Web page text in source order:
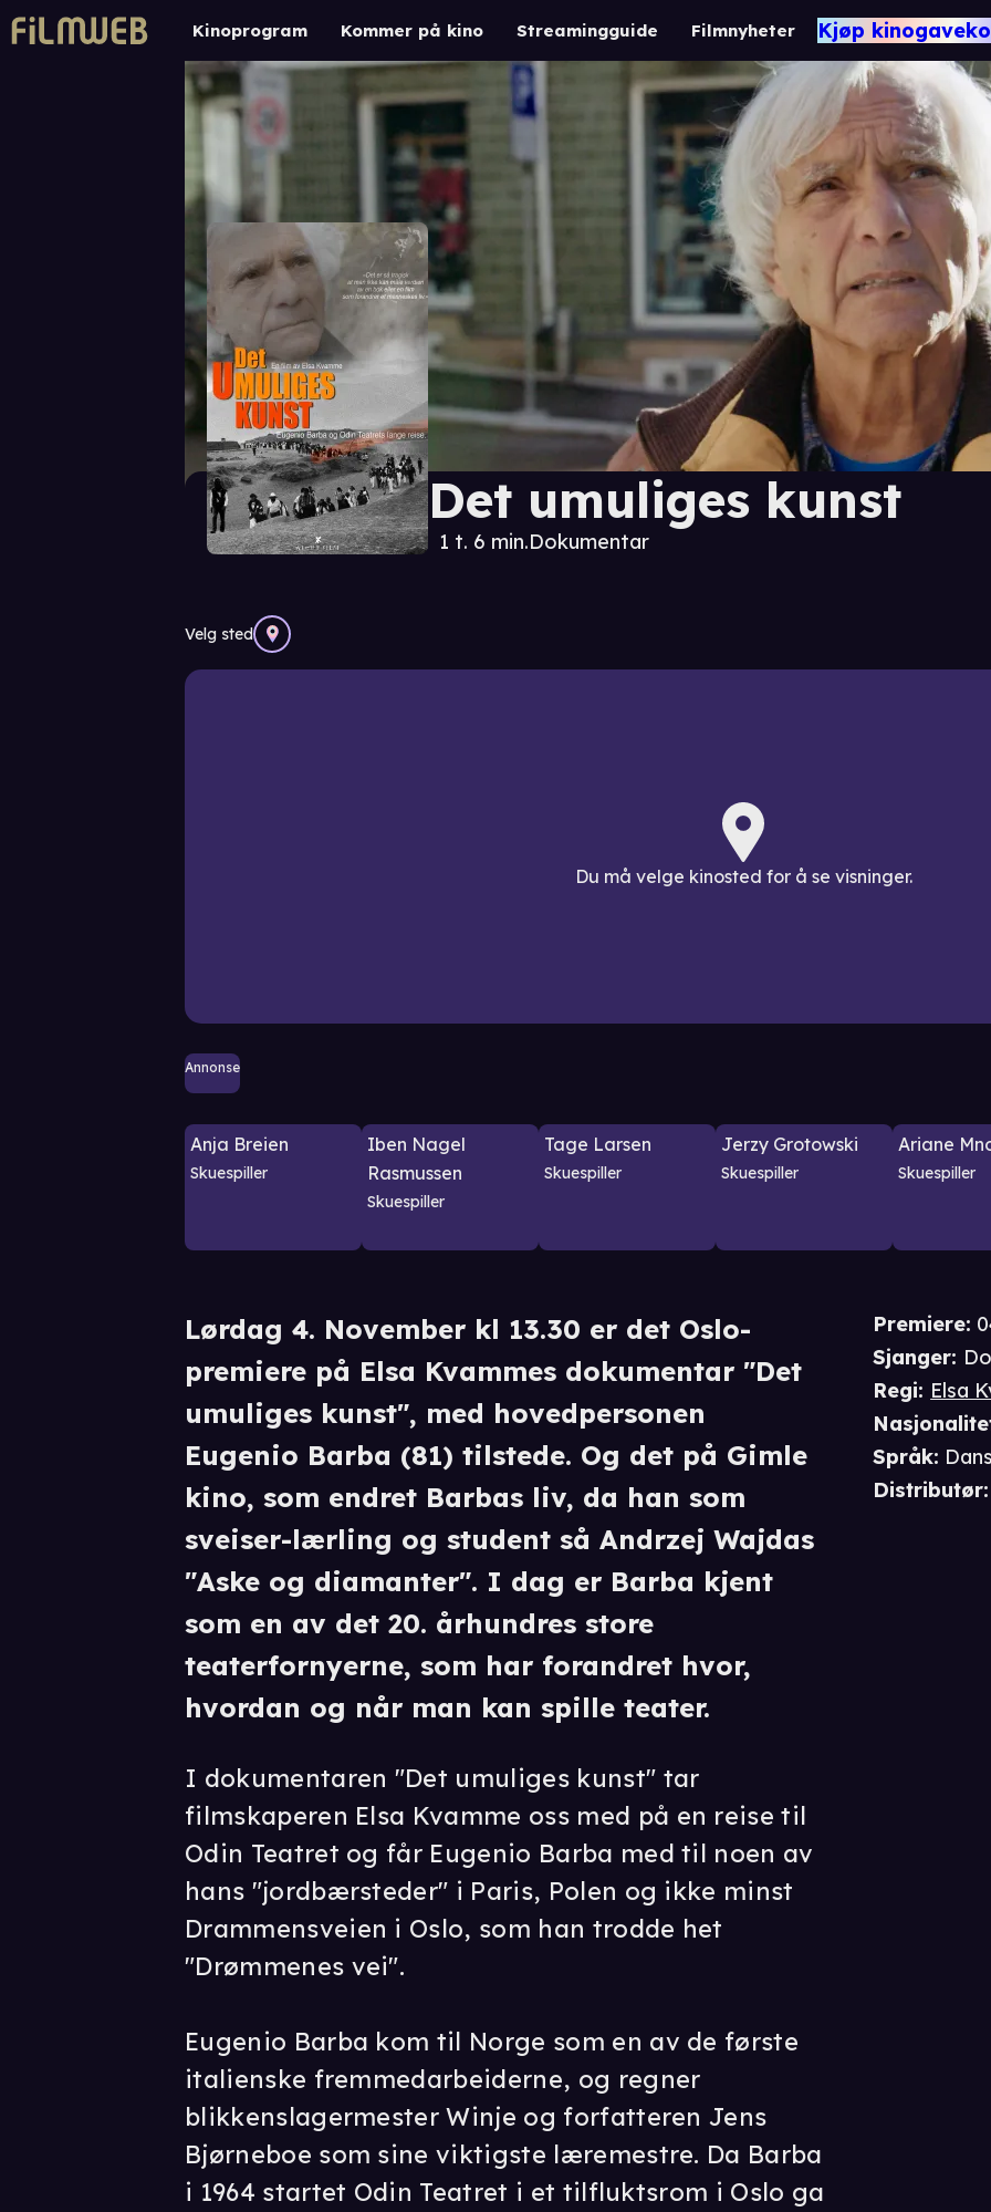
Kinoprogram Kommer på kino Streamingguide Filmnyheter Kjøp
Det umuliges kunst
1 t. 6 min.Dokumentar
Velg sted
Du må velge kinosted for å se visninger.
Annonse
Anja Breien
Skuespiller
Iben Nagel
Rasmussen
Skuespiller
Tage Larsen
Skuespiller
Jerzy Grotowski
Skuespiller
Ariane
Skuespiller
Premiere:
Sjanger:
Regi: Elsa
Språk:
Distributør:
Lørdag 4. November kl 13.30 er det Oslo-
premiere på Elsa Kvammes dokumentar "Det
umuliges kunst", med hovedpersonen
Eugenio Barba (81) tilstede. Og det på Gimle
kino, som endret Barbas liv, da han som
sveiser-lærling og student så Andrzej Wajdas
"Aske og diamanter". I dag er Barba kjent
som en av det 20. århundres store
teaterfornyerne, som har forandret hvor,
hvordan og når man kan spille teater.
I dokumentaren "Det umuliges kunst" tar
filmskaperen Elsa Kvamme oss med på en reise til
Odin Teatret og får Eugenio Barba med til noen av
hans "jordbærsteder" i Paris, Polen og ikke minst
Drammensveien i Oslo, som han trodde het
"Drømmenes vei".
Eugenio Barba kom til Norge som en av de første
italienske fremmedarbeiderne, og regner
blikkenslagermester Winje og forfatteren Jens
Bjørneboe som sine viktigste læremestre. Da Barba
i 1964 startet Odin Teatret i et tilfluktsrom i Oslo ga